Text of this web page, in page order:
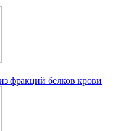
фракций белков крови